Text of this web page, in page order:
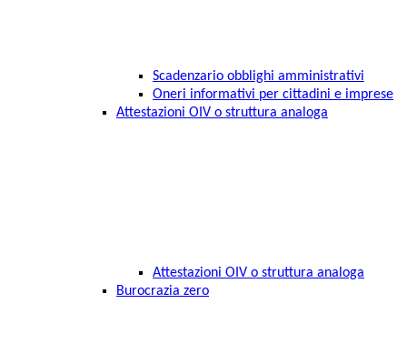
Scadenzario obblighi amministrativi
Oneri informativi per cittadini e imprese
Attestazioni OIV o struttura analoga
Attestazioni OIV o struttura analoga
Burocrazia zero